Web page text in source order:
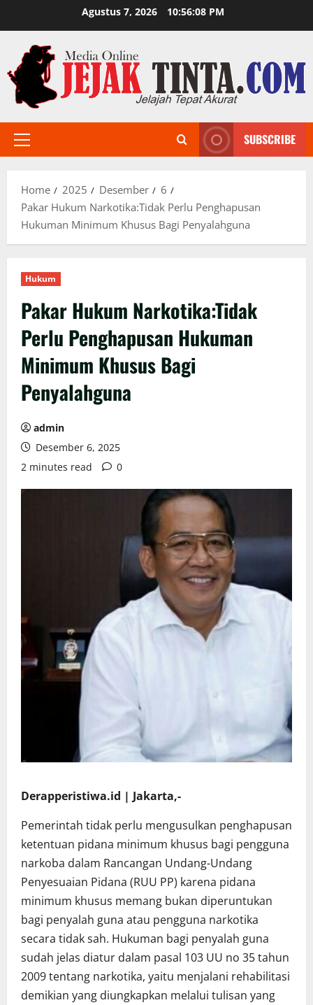
to
content
Agustus 7, 2026 10:56:10 PM
Primary
SUBSCRIBE
Home 2025 Desember
6
Pakar Hukum Narkotika:Tidak Perlu Penghapusan
Hukuman Minimum Khusus Bagi Penyalahguna
Hukum
Pakar Hukum Narkotika:Tidak
Perlu Penghapusan Hukuman
Minimum Khusus Bagi
Penyalahguna
admin
Desember 6, 2025
2 minutes read
0
Derapperistiwa.id | Jakarta,-
Pemerintah tidak perlu mengusulkan penghapusan
ketentuan pidana minimum khusus bagi pengguna
narkoba dalam Rancangan Undang-Undang
Penyesuaian Pidana (RUU PP) karena pidana
minimum khusus memang bukan diperuntukan
bagi penyalah guna atau pengguna narkotika
secara tidak sah. Hukuman bagi penyalah guna
sudah jelas diatur dalam pasal 103 UU no 35 tahun
2009 tentang narkotika, yaitu menjalani rehabilitasi
demikian yang diungkapkan melalui tulisan yang